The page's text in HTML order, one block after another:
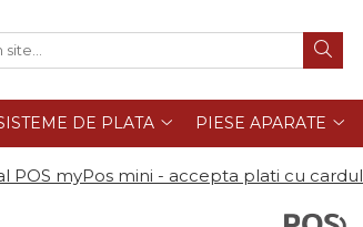
DE PLATA PIESE APARATE
POS myPos mini - accepta plati cu cardul